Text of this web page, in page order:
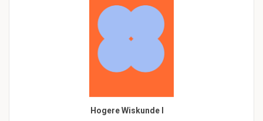
Hogere Wiskunde I